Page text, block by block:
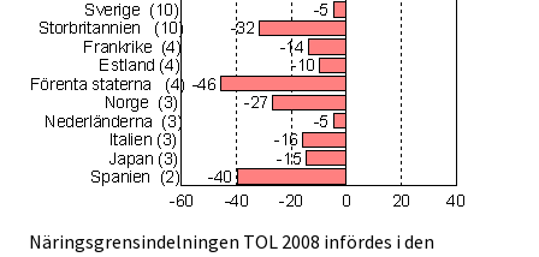
Näringsgrensindelningen TOL 2008 infördes i den